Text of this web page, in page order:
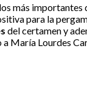
más importantes
para la
del certamen y
a María Lourdes